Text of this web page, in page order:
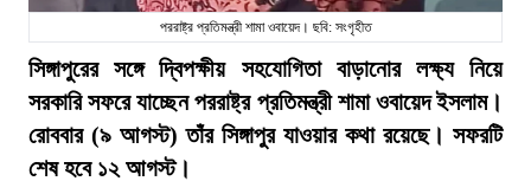
পররাষ্ট্র প্রতিমন্ত্রী শামা ওবায়েদ। ছবি: সংগৃহীত
সিঙ্গাপুরের সঙ্গে দ্বিপক্ষীয় সহযোগিতা বাড়ানোর লক্ষ্য নিয়ে
সরকারি সফরে যাচ্ছেন পররাষ্ট্র প্রতিমন্ত্রী শামা ওবায়েদ ইসলাম।
রোববার (৯ আগস্ট) তাঁর সিঙ্গাপুর যাওয়ার কথা রয়েছে। সফরটি
শেষ হবে ১২ আগস্ট।